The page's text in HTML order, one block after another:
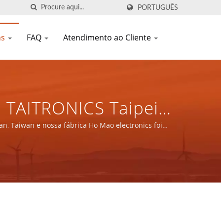
PORTUGUÊS
FAQ Atendimento ao Cliente
Taipei
16949 | YUAN
Taiwan e nossa fábrica Ho Mao electronics foi